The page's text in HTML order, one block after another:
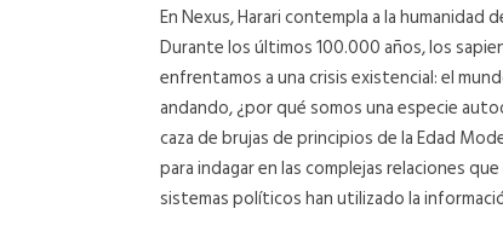
En Nexus, Harari contempla a la
Durante los últimos 100.000 años, los
enfrentamos a una crisis existencial: el
andando, ¿por qué somos una especie
caza de brujas de principios de la Edad
para indagar en las complejas relaciones
sistemas políticos han utilizado la